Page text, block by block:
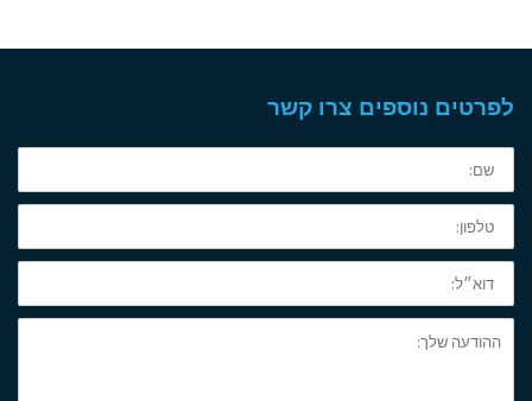
לפרטים נוספים צרו קשר
שם:
טלפון:
דוא״ל:
ההודעה
שלך: